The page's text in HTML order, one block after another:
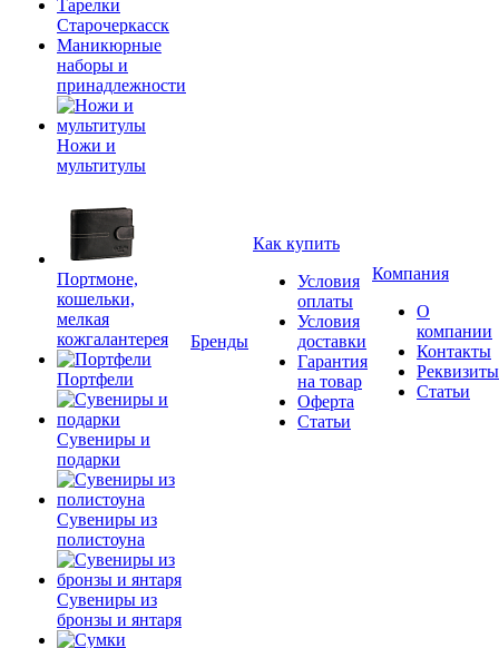
Тарелки
Старочеркасск
Маникюрные
наборы и
принадлежности
Ножи и
мультитулы
Портмоне,
кошельки,
мелкая
кожгалантерея
Портфели
Сувениры и
подарки
Сувениры из
полистоуна
Сувениры из
бронзы и янтаря
Бренды
Как купить
Условия
оплаты
Условия
доставки
Гарантия
на товар
Оферта
Статьи
Компания
О
компании
Контакты
Реквизиты
Статьи